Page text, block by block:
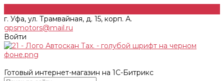
г. Уфа, ул. Трамвайная, д. 15, корп. А.
gpsmotors@mail.ru
Войти
Готовый интернет-магазин на 1С-Битрикс